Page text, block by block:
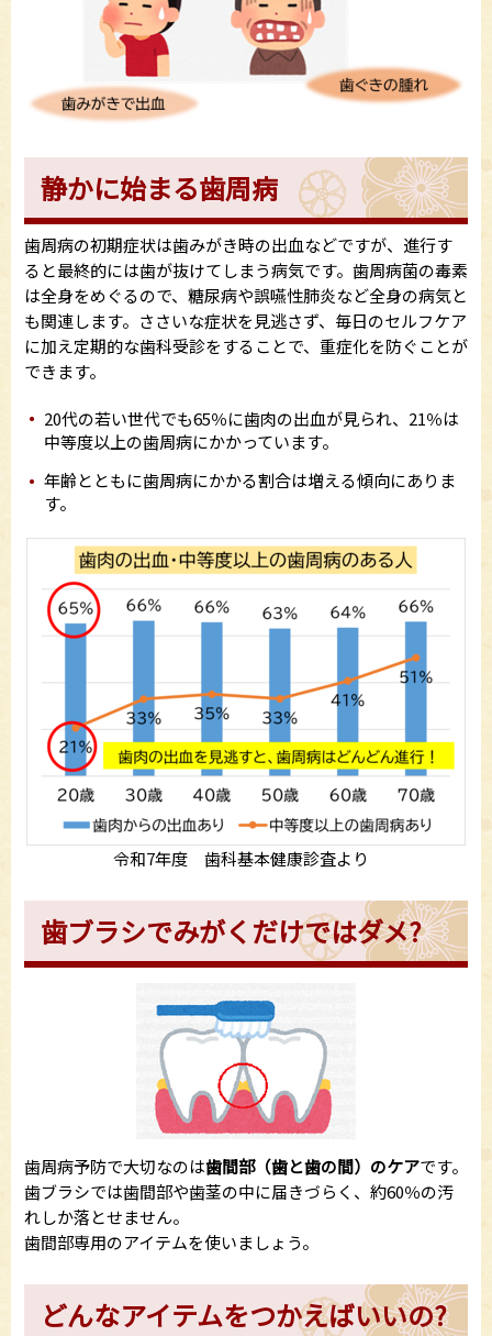
静かに始まる歯周病
歯周病の初期症状は歯みがき時の出血などですが、進行す
ると最終的には歯が抜けてしまう病気です。歯周病菌の毒素
は全身をめぐるので、糖尿病や誤嚥性肺炎など全身の病気と
も関連します。ささいな症状を見逃さず、毎日のセルフケア
に加え定期的な歯科受診をすることで、重症化を防ぐことが
できます。
20代の若い世代でも65％に歯肉の出血が見られ、21％は
中等度以上の歯周病にかかっています。
年齢とともに歯周病にかかる割合は増える傾向にありま
す。
令和7年度 歯科基本健康診査より
歯ブラシでみがくだけではダメ?
歯周病予防で大切なのは歯間部（歯と歯の間）のケアです。
歯ブラシでは歯間部や歯茎の中に届きづらく、約60％の汚
れしか落とせません。
歯間部専用のアイテムを使いましょう。
どんなアイテムをつかえばいいの?